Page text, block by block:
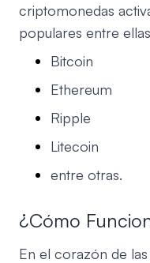
criptomonedas
populares entre
Bitcoin
Ethereum
Ripple
Litecoin
entre otras.
¿Cómo
En el corazón de